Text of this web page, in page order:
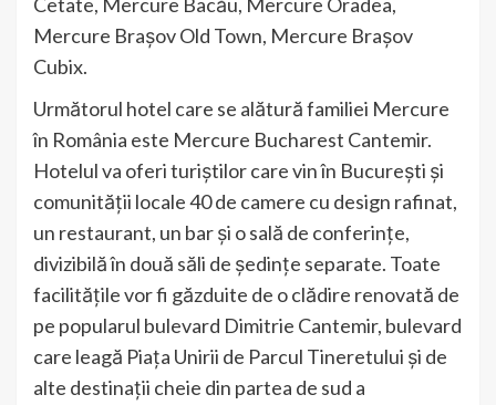
Cetate, Mercure Bacău, Mercure Oradea,
Mercure Brașov Old Town, Mercure Brașov
Cubix.
Următorul hotel care se alătură familiei Mercure
în România este Mercure Bucharest Cantemir.
Hotelul va oferi turiștilor care vin în București și
comunității locale 40 de camere cu design rafinat,
un restaurant, un bar și o sală de conferințe,
divizibilă în două săli de ședințe separate. Toate
facilitățile vor fi găzduite de o clădire renovată de
pe popularul bulevard Dimitrie Cantemir, bulevard
care leagă Piața Unirii de Parcul Tineretului și de
alte destinații cheie din partea de sud a